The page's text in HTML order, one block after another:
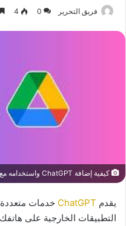
فريق التحرير 0
4
كيفية إضافة ChatGPT واستخدامه مع جوجل درايف في خطوات
يقدم ChatGPT خدمات
التطبيقات الخارجية على